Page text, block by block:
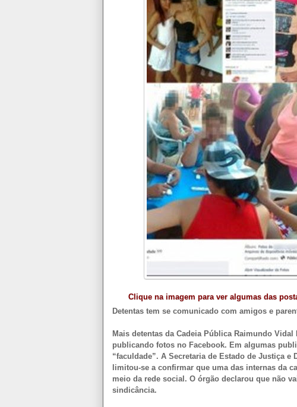
Clique na imagem para ver algumas das
Detentas tem se comunicado com amigos e
Mais detentas da Cadeia Pública Raimundo
publicando fotos no Facebook. Em algumas
“faculdade”. A Secretaria de Estado de Justiça
limitou-se a confirmar que uma das internas da
meio da rede social. O órgão declarou que não
sindicância.